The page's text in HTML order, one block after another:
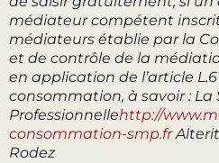
médiateur compétent
médiateurs établie par la
et de contrôle de la
en application de l’article
consommation, à savoir :
Professionnellehttp://
consommation-smp.fr
Rodez